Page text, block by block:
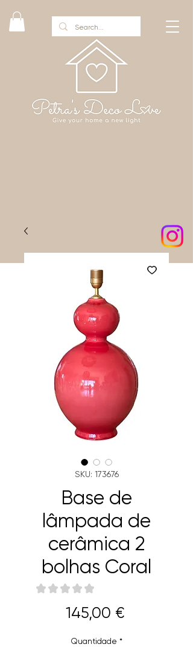
SKU: 173676
Base de
lâmpada de
cerâmica 2
bolhas Coral
★ ★ ★ ★ ★
145,00 €Preço
Quantidade *